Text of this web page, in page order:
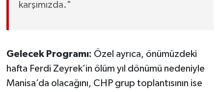
karşımızda."
Gelecek Programı: Özel ayrıca, önümüzdeki
hafta Ferdi Zeyrek’in ölüm yıl dönümü nedeniyle
Manisa’da olacağını, CHP grup toplantısının ise